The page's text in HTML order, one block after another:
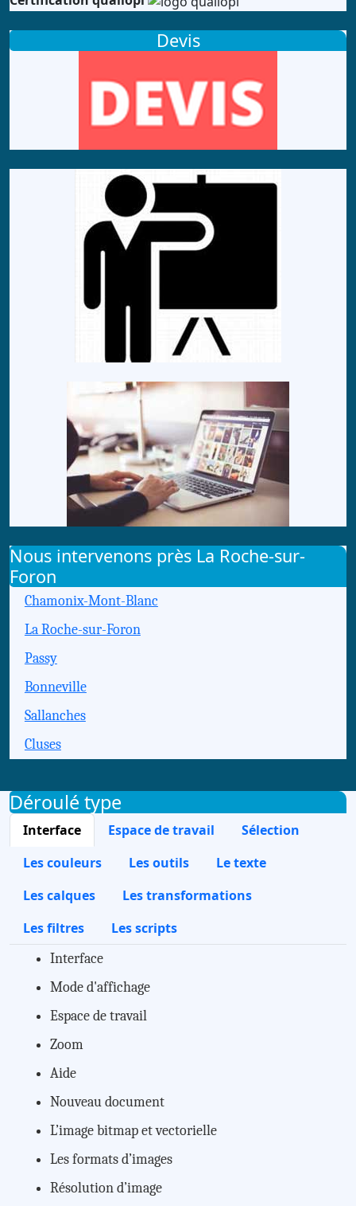
Devis
Nous intervenons près La Roche-sur-
Foron
Chamonix-Mont-Blanc
La Roche-sur-Foron
Passy
Bonneville
Sallanches
Cluses
Déroulé type
Interface Espace de travail
Sélection
Les couleurs
Les outils
Le texte
Les calques
Les transformations
Les filtres
Les scripts
Interface
Mode d'affichage
Espace de travail
Zoom
Aide
Nouveau document
L’image bitmap et vectorielle
Les formats d’images
Résolution d’image